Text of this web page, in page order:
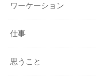
ワーケーション
仕事
思うこと